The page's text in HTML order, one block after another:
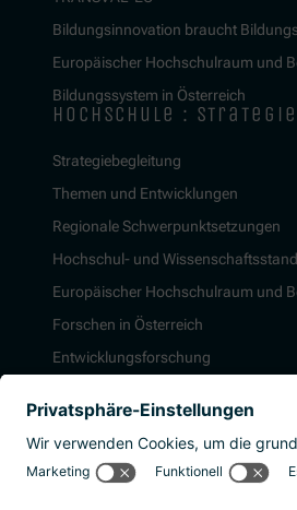
Bildungsinnovation braucht
Europäischer Hochschulraum und
Bildungssystem in Österreich
hochschule :
Strategiebegleitung
Themen und Entwicklungen
Regionale Schwerpunktsetzungen
Hochschul- und
Europäischer Hochschulraum und
Forschen in Österreich
Entwicklungsforschung